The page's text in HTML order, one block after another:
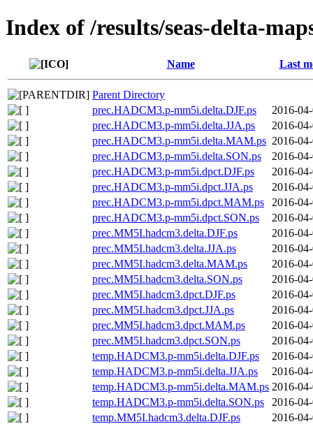
Index of /results/seas-delta-
Name Last
Parent Directory
prec.HADCM3.p-mm5i.delta.DJF.ps
2016-
prec.HADCM3.p-mm5i.delta.JJA.ps
2016-
prec.HADCM3.p-mm5i.delta.MAM.ps 2016-
prec.HADCM3.p-mm5i.delta.SON.ps
2016-
prec.HADCM3.p-mm5i.dpct.DJF.ps
2016-
prec.HADCM3.p-mm5i.dpct.JJA.ps
2016-
prec.HADCM3.p-mm5i.dpct.MAM.ps
2016-
prec.HADCM3.p-mm5i.dpct.SON.ps
2016-
prec.MM5I.hadcm3.delta.DJF.ps
2016-
prec.MM5I.hadcm3.delta.JJA.ps
2016-
prec.MM5I.hadcm3.delta.MAM.ps
2016-
prec.MM5I.hadcm3.delta.SON.ps
2016-
prec.MM5I.hadcm3.dpct.DJF.ps
2016-
prec.MM5I.hadcm3.dpct.JJA.ps
2016-
prec.MM5I.hadcm3.dpct.MAM.ps
2016-
prec.MM5I.hadcm3.dpct.SON.ps
2016-
temp.HADCM3.p-mm5i.delta.DJF.ps
2016-
temp.HADCM3.p-mm5i.delta.JJA.ps
2016-
temp.HADCM3.p-mm5i.delta.MAM.ps 2016-
temp.HADCM3.p-mm5i.delta.SON.ps
2016-
temp.MM5I.hadcm3.delta.DJF.ps
2016-